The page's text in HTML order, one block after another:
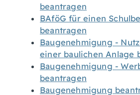
beantragen
BAföG für einen
beantragen
Baugenehmigung -
einer baulichen Anlage
Baugenehmigung -
beantragen
Baugenehmigung